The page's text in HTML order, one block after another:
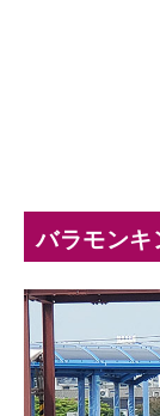
バラモンキ